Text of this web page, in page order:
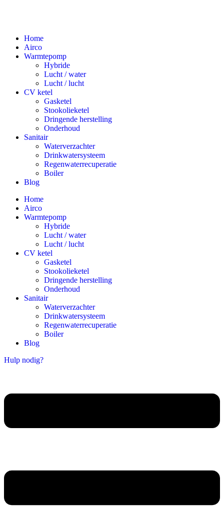
Home
Airco
Warmtepomp
Hybride
Lucht / water
Lucht / lucht
CV ketel
Gasketel
Stookolieketel
Dringende herstelling
Onderhoud
Sanitair
Waterverzachter
Drinkwatersysteem
Regenwaterrecuperatie
Boiler
Blog
Home
Airco
Warmtepomp
Hybride
Lucht / water
Lucht / lucht
CV ketel
Gasketel
Stookolieketel
Dringende herstelling
Onderhoud
Sanitair
Waterverzachter
Drinkwatersysteem
Regenwaterrecuperatie
Boiler
Blog
Hulp nodig?